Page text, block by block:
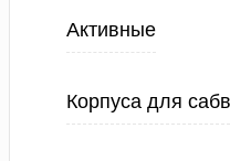
Активные
Корпуса для